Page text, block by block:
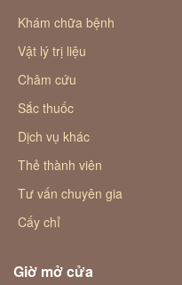
Khám chữa bệnh
Vật lý trị liệu
Châm cứu
Sắc thuốc
Dịch vụ khác
Thẻ thành viên
Tư vấn chuyên gia
Cấy chỉ
Giờ mở cửa